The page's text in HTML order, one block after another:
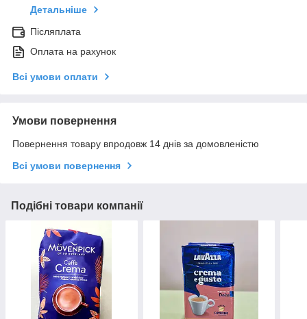
Детальніше
Післяплата
Оплата на рахунок
Всі умови оплати
Умови повернення
Повернення товару впродовж 14 днів за домовленістю
Всі умови повернення
Подібні товари компанії